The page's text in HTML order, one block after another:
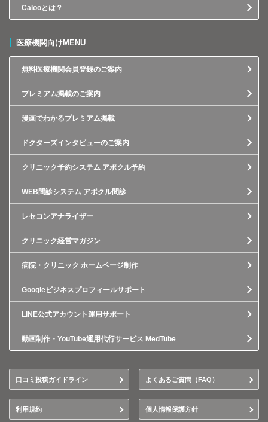
Calooとは？
医療機関向けMENU
無料医療機関会員登録のご案内
プレミアム掲載のご案内
漫画でわかるプレミアム掲載
ドクターズインタビューのご案内
クリニック予約システム アポクル予約
WEB問診システム アポクル問診
レセコンアナライザー
クリニック経営マガジン
病院・クリニック ホームページ制作
Googleビジネスプロフィールサポート
LINE公式アカウント運用サポート
動画制作・YouTube運用代行サービス MedTube
口コミ投稿ガイドライン よくあるご質問（FAQ）
利用規約 個人情報保護方針